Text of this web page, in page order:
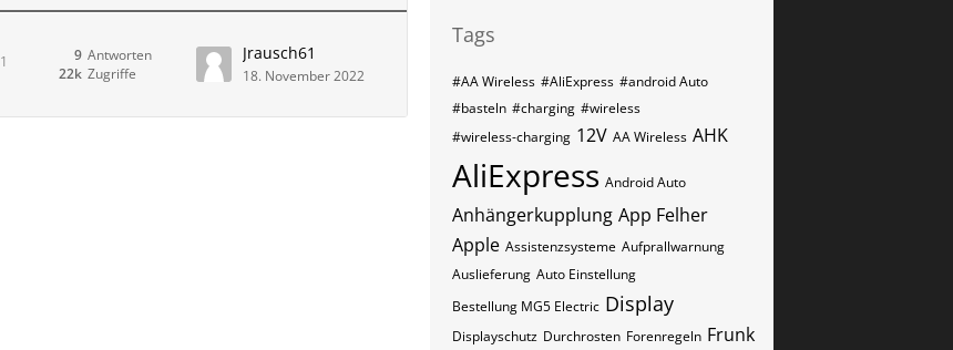
1 Antworten
9
Zugriffe
22k
Jrausch61
18. November 2022
Tags
#AA Wireless #AliExpress #android Auto
#basteln #charging #wireless
#wireless-charging 12V AA Wireless AHK
AliExpress Android Auto
Anhängerkupplung App Felher
Apple Assistenzsysteme Aufprallwarnung
Auslieferung Auto Einstellung
Bestellung MG5 Electric Display
Displayschutz Durchrosten Forenregeln Frunk